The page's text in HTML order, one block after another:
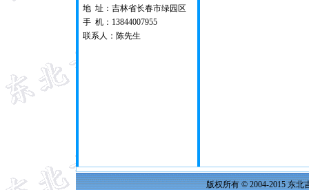
地 址：吉林省长春市绿园区
手 机：13844007955
联系人：陈先生
版权所有 © 2004-2015 东北